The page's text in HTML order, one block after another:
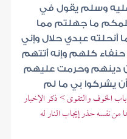
عليه وسلم يقول في
ما جهلتم مما
عبدي حلال وإني
حنفاء كلهم وإنه أتتهم
دينهم وحرمت عليهم
يشركوا بي ما لم
الخوف والتقوى > ذكر الإخبار
من نفسه حذر إيجاب النار له